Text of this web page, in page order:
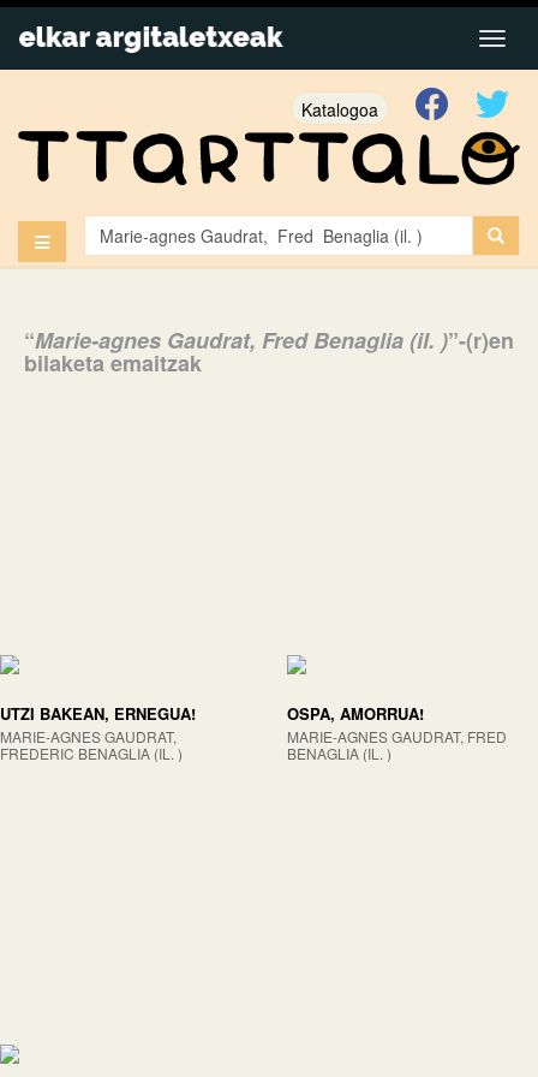
Katalogoa
“Marie-agnes Gaudrat, Fred Benaglia (il. )”-(r)en
bilaketa emaitzak
UTZI BAKEAN, ERNEGUA!
MARIE-AGNES GAUDRAT,
FREDERIC BENAGLIA (IL. )
OSPA, AMORRUA!
MARIE-AGNES GAUDRAT, FRED
BENAGLIA (IL. )